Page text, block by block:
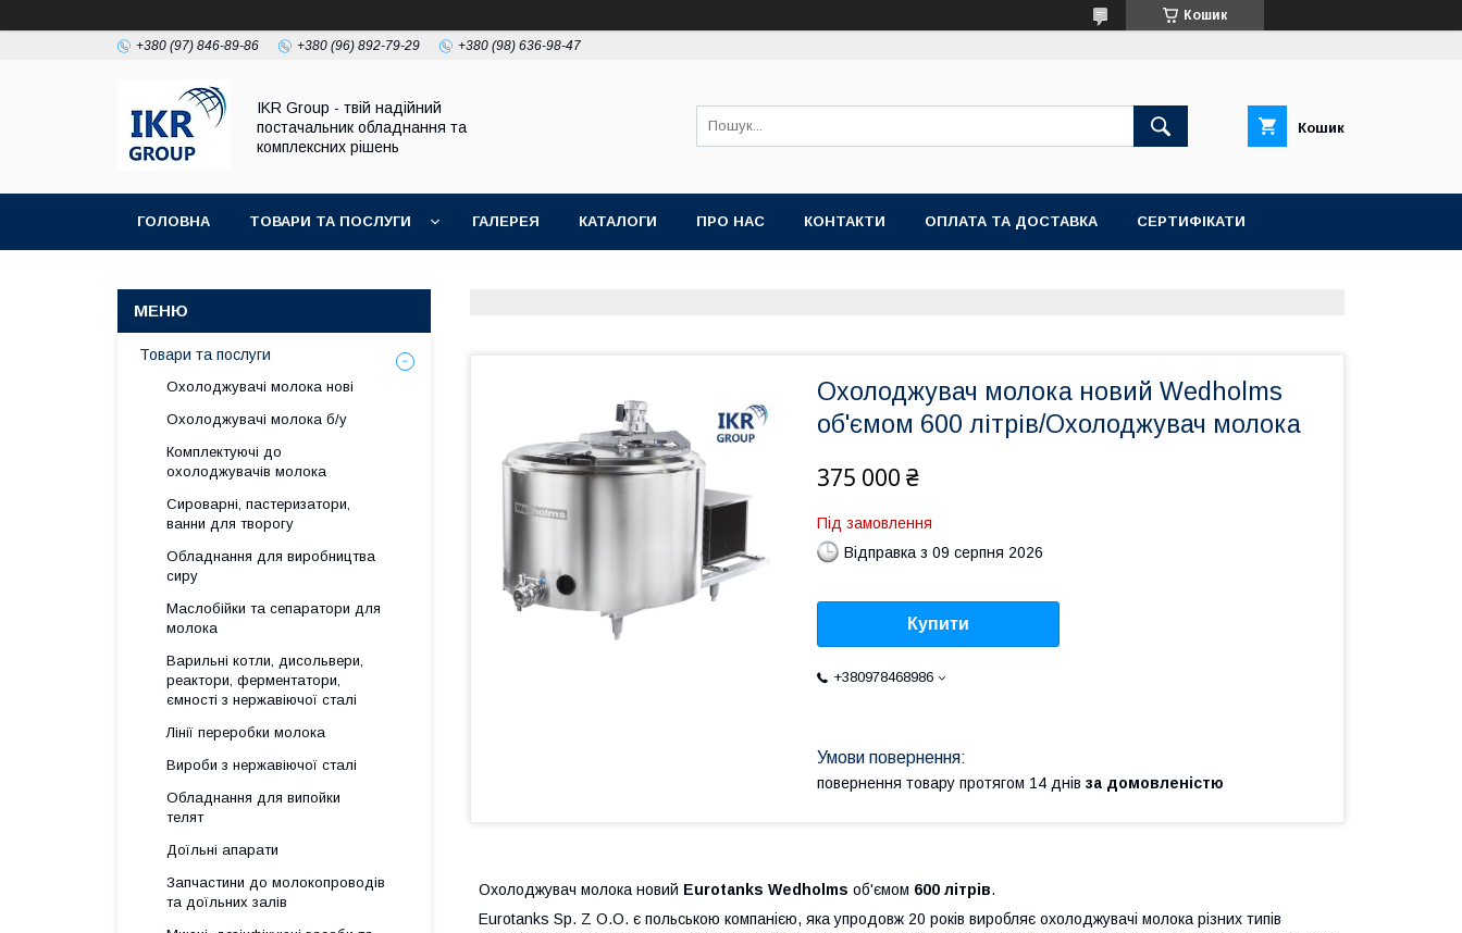
Кошик
+380 (97) 846-89-86 +380 (96) 892-79-29 +380 (98) 636-98-47
IKR Group - твій надійний
постачальник обладнання та
комплексних рішень
Кошик
ГОЛОВНА ТОВАРИ ТА ПОСЛУГИ ГАЛЕРЕЯ КАТАЛОГИ ПРО НАС КОНТАКТИ ОПЛАТА ТА ДОСТАВКА СЕРТИФІКАТИ
Охолоджувач молока новий Wedholms
об'ємом 600 літрів/Охолоджувач молока
375 000 ₴
Під замовлення
Відправка з 09 серпня 2026
Купити
+380978468986
повернення товару протягом 14 днів за домовленістю
Охолоджувач молока новий Eurotanks Wedholms об'ємом 600 літрів.
Eurotanks Sp. Z O.O. є польською компанією, яка упродовж 20 років виробляє охолоджувачі молока різних типів
Товари та послуги
Охолоджувачі молока нові
Охолоджувачі молока б/у
Комплектуючі до
охолоджувачів молока
Сироварні, пастеризатори,
ванни для творогу
Обладнання для виробництва
сиру
Маслобійки та сепаратори для
молока
Варильні котли, дисольвери,
реактори, ферментатори,
ємності з нержавіючої сталі
Лінії переробки молока
Вироби з нержавіючої сталі
Обладнання для випойки
телят
Доїльні апарати
Запчастини до молокопроводів
та доїльних залів